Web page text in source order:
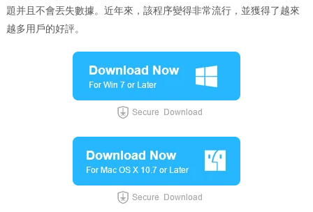
題并且不會丟失數據。近年來，該程序變得非常流行，並獲得了越來
越多用戶的好評。